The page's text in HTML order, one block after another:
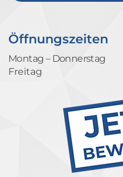
Öffnungszeiten
Montag – Donnerstag
Freitag